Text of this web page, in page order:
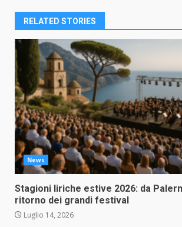
RELATED STORIES
News
Stagioni liriche estive 2026: da
ritorno dei grandi festival
Luglio 14, 2026